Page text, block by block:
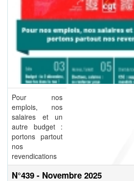
Pour nos
emplois, nos
salaires et un
autre budget :
portons partout
nos
revendications
N°439 - Novembre 2025